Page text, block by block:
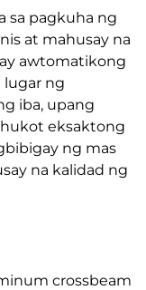
sa pagkuha ng
at mahusay na
awtomatikong
ng
iba, upang
eksaktong
ng mas
na kalidad ng
crossbeam